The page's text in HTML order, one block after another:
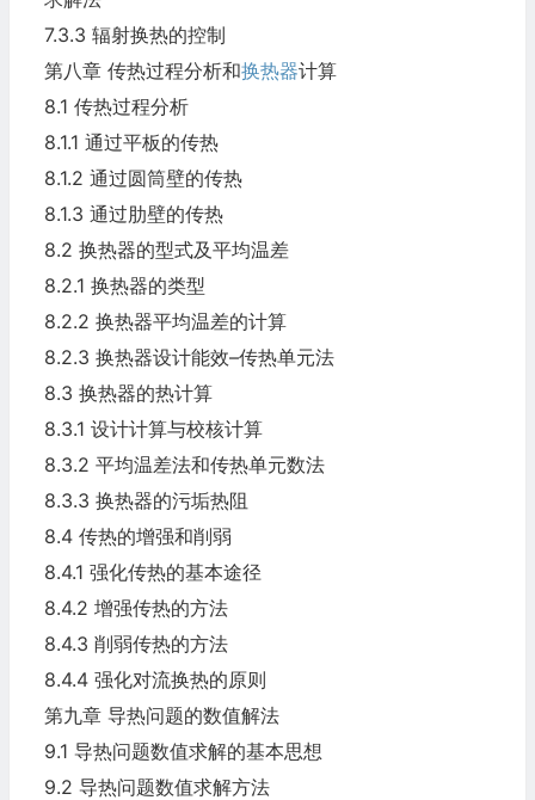
7.3.3 辐射换热的控制
第八章 传热过程分析和换热器计算
8.1 传热过程分析
8.1.1 通过平板的传热
8.1.2 通过圆筒壁的传热
8.1.3 通过肋壁的传热
8.2 换热器的型式及平均温差
8.2.1 换热器的类型
8.2.2 换热器平均温差的计算
8.2.3 换热器设计能效–传热单元法
8.3 换热器的热计算
8.3.1 设计计算与校核计算
8.3.2 平均温差法和传热单元数法
8.3.3 换热器的污垢热阻
8.4 传热的增强和削弱
8.4.1 强化传热的基本途径
8.4.2 增强传热的方法
8.4.3 削弱传热的方法
8.4.4 强化对流换热的原则
第九章 导热问题的数值解法
9.1 导热问题数值求解的基本思想
9.2 导热问题数值求解方法